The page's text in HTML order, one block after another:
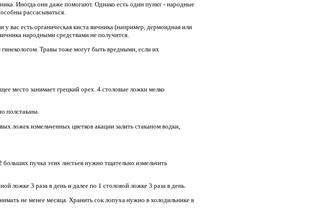
Иногда они даже помогают. Однако есть один пункт - народные
рассасываться.
вас есть органическая киста яичника (например, дермоидная или
народными средствами не получится.
гинекологом. Травы тоже могут быть вредными, если их
место занимает грецкий орех. 4 столовые ложки мелко
полстакана.
ложек измельченных цветков акации залить стаканом водки,
пучка этих листьев нужно тщательно измельчить
ложке 3 раза в день и далее по 1 столовой ложке 3 раза в день.
не менее месяца. Хранить сок лопуха нужно в холодильнике в